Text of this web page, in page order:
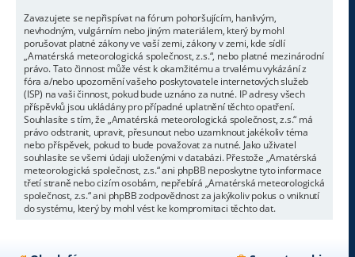
Zavazujete se nepřispívat na fórum pohoršujícím, hanlivým,
nevhodným, vulgárním nebo jiným materiálem, který by mohl
porušovat platné zákony ve vaší zemi, zákony v zemi, kde sídlí
„Amatérská meteorologická společnost, z.s.“, nebo platné mezinárodní
právo. Tato činnost může vést k okamžitému a trvalému vykázání z
fóra a/nebo upozornění vašeho poskytovatele internetových služeb
(ISP) na vaši činnost, pokud bude uznáno za nutné. IP adresy všech
příspěvků jsou ukládány pro případné uplatnění těchto opatření.
Souhlasíte s tím, že „Amatérská meteorologická společnost, z.s.“ má
právo odstranit, upravit, přesunout nebo uzamknout jakékoliv téma
nebo příspěvek, pokud to bude považovat za nutné. Jako uživatel
souhlasíte se všemi údaji uloženými v databázi. Přestože „Amatérská
meteorologická společnost, z.s.“ ani phpBB neposkytne tyto informace
třetí straně nebo cizím osobám, nepřebírá „Amatérská meteorologická
společnost, z.s.“ ani phpBB zodpovědnost za jakýkoliv pokus o vniknutí
do systému, který by mohl vést ke kompromitaci těchto dat.